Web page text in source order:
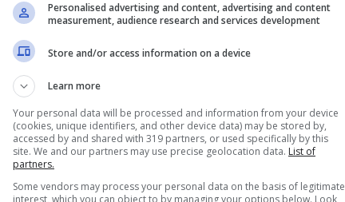
del suo caso,
in cui ha visto da vicino
“Nel mio caso a esporsi più di tutti è stato
leader della Lega, che si è schierato al
della sua carriera politica.
dimettersi dalla sua carica in Liguria
Personalised advertising and content, advertising and content
measurement, audience research and services development
Store and/or access information on a device
Learn more
Your personal data will be processed and information from your device
(cookies, unique identifiers, and other device data) may be stored by,
accessed by and shared with 319 partners, or used specifically by this
site. We and our partners may use precise geolocation data. List of
partners.
Some vendors may process your personal data on the basis of legitimate
interest, which you can object to by managing your options below. Look